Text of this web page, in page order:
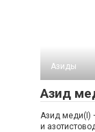
Азиды
Азид
Азид меди(I)
и